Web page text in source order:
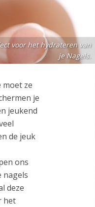
voor het hydrateren van
je Nagels.
moet ze
je
jeukend
de jeuk
ons
nagels
deze
het